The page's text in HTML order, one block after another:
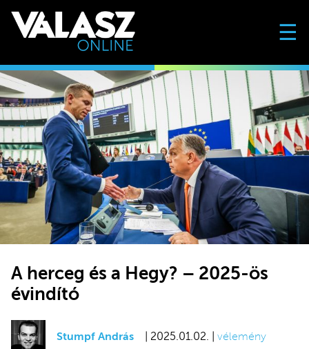
☰
A herceg és a Hegy? – 2025-ös
évindító
Stumpf András | 2025.01.02. | vélemény